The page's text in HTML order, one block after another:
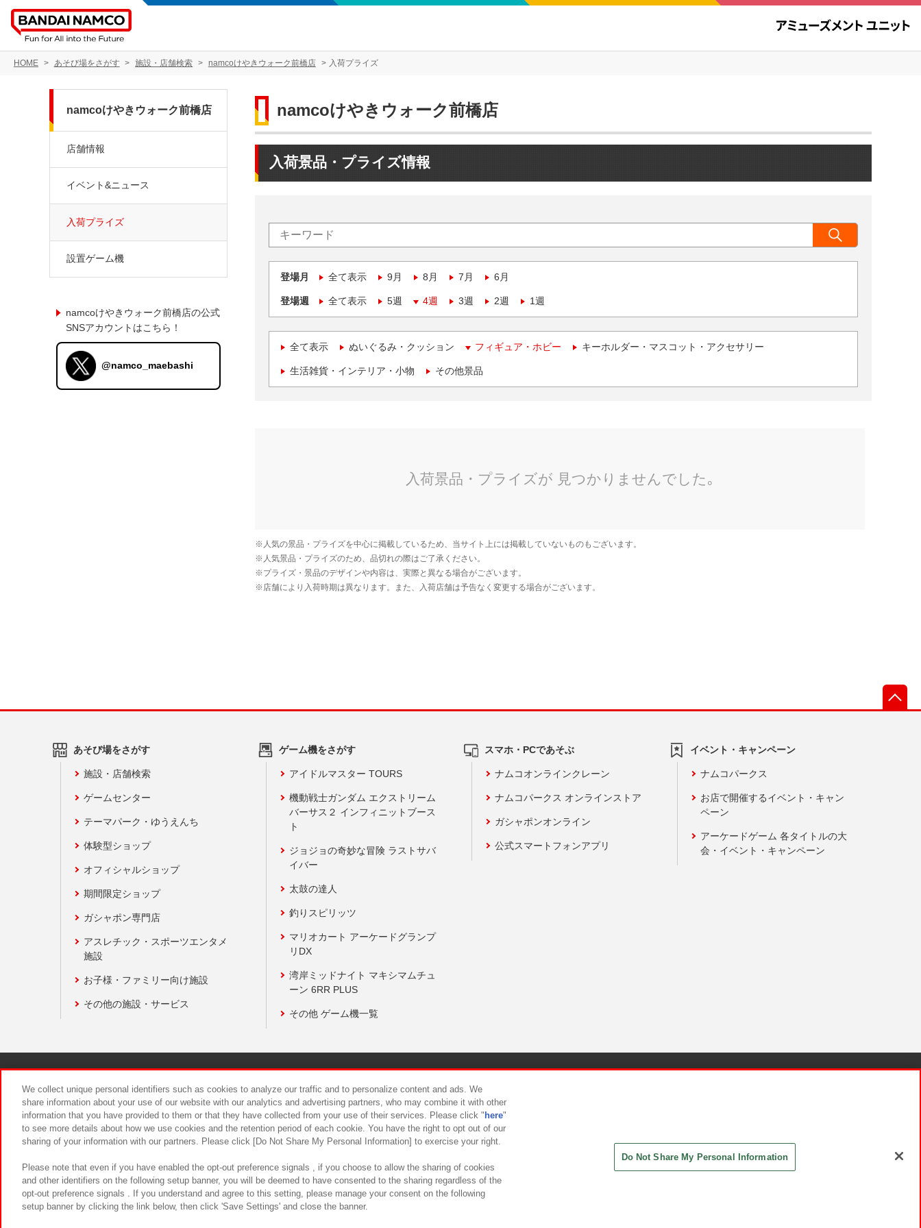
HOME あそび場をさがす 施設・店舗検索 namcoけやきウォーク前橋店 入荷プライズ
namcoけやきウォーク前橋店
入荷景品・プライズ情報
登場月 全て表示 9月 8月 7月 6月
登場週 全て表示 5週 4週 3週 2週 1週
全て表示 ぬいぐるみ・クッション フィギュア・ホビー キーホルダー・マスコット・アクセサリー
生活雑貨・インテリア・小物 その他景品
namcoけやきウォーク前橋店
店舗情報
イベント&ニュース
入荷プライズ
設置ゲーム機
namcoけやきウォーク前橋店の公式
SNSアカウントはこちら！
@namco_maebashi
あそび場をさがす
施設・店舗検索
ゲームセンター
テーマパーク・ゆうえんち
体験型ショップ
オフィシャルショップ
期間限定ショップ
ガシャポン専門店
アスレチック・スポーツエンタメ
施設
お子様・ファミリー向け施設
その他の施設・サービス
ゲーム機をさがす
アイドルマスター TOURS
機動戦士ガンダム エクストリーム
バーサス２ インフィニットブース
ト
ジョジョの奇妙な冒険 ラストサバ
イバー
太鼓の達人
釣りスピリッツ
マリオカート アーケードグランプ
リDX
湾岸ミッドナイト マキシマムチュ
ーン 6RR PLUS
その他 ゲーム機一覧
スマホ・PCであそぶ
ナムコオンラインクレーン
ナムコパークス オンラインストア
ガシャポンオンライン
公式スマートフォンアプリ
イベント・キャンペーン
ナムコパークス
お店で開催するイベント・キャン
ペーン
アーケードゲーム 各タイトルの大
会・イベント・キャンペーン
食品のご提供について カスタマーハラスメント対応方針
We collect unique personal identifiers such as cookies to analyze our traffic and to personalize content and ads. We
share information about your use of our website with our analytics and advertising partners, who may combine it with other
information that you have provided to them or that they have collected from your use of their services. Please click " here"
to see more details about how we use cookies and the retention period of each cookie. You have the right to opt out of our
sharing of your information with our partners. Please click [Do Not Share My Personal Information] to exercise your right.
Please note that even if you have enabled the opt-out preference signals , if you choose to allow the sharing of cookies
and other identifiers on the following setup banner, you will be deemed to have consented to the sharing regardless of the
opt-out preference signals . If you understand and agree to this setting, please manage your consent on the following
setup banner by clicking the link below, then click 'Save Settings' and close the banner.
Do Not Share My Personal Information